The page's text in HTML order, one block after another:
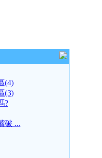
(4)
(3)
?
破 ...